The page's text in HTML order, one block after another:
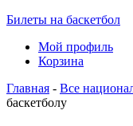
Билеты на баскетбол
Мой профиль
Корзина
Главная - Все
баскетболу